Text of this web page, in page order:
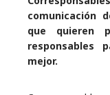
comunicación
que quieren
responsables
mejor.